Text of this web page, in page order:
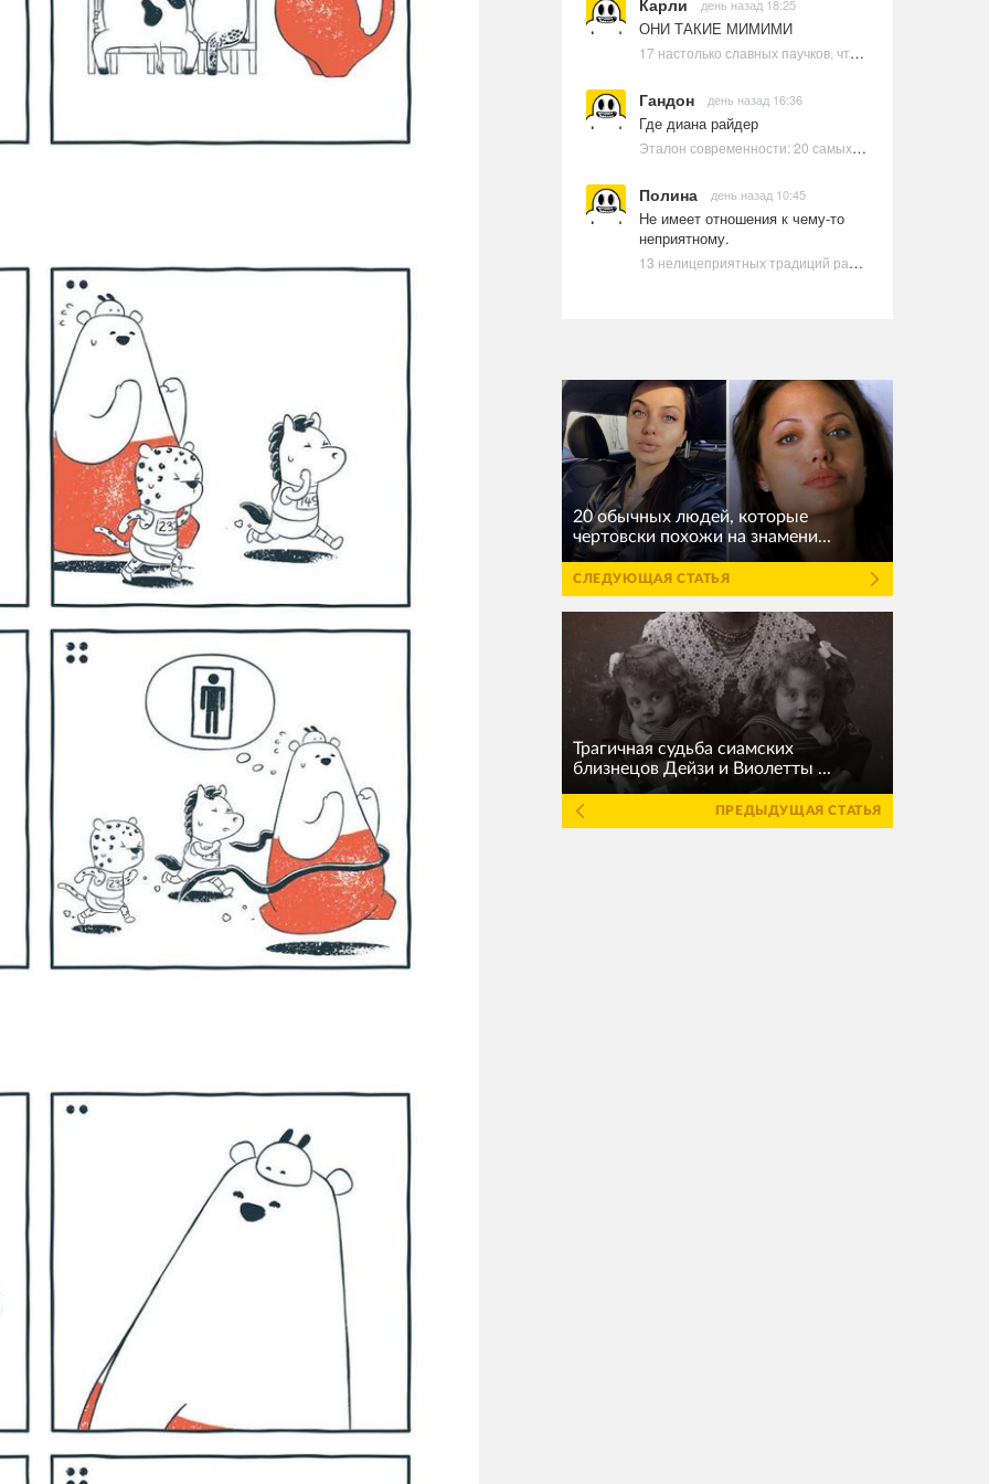
Карли день назад 18:25
ОНИ ТАКИЕ МИМИМИ
17 настолько славных паучков, что даже у арахнофобов появится желание их погладить
Гандон день назад 16:36
Где диана райдер
Эталон современности: 20 самых красивых и привлекательных актрис Голливуда, по мнению Google | Ультрамарин
Полина день назад 10:45
Не имеет отношения к чему-то
неприятному.
13 нелицеприятных традиций разных стран, которые могут шокировать неподготовленного человека
20 обычных людей, которые
чертовски похожи на знамени...
СЛЕДУЮЩАЯ СТАТЬЯ
Трагичная судьба сиамских
близнецов Дейзи и Виолетты ...
ПРЕДЫДУЩАЯ СТАТЬЯ